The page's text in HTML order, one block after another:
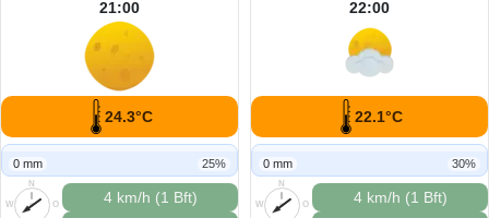
21:00
24.3°C
0 mm 25%
N
O
W
4 km/h (1 Bft)
22:00
22.1°C
0 mm 30%
N
O
W
4 km/h (1 Bft)